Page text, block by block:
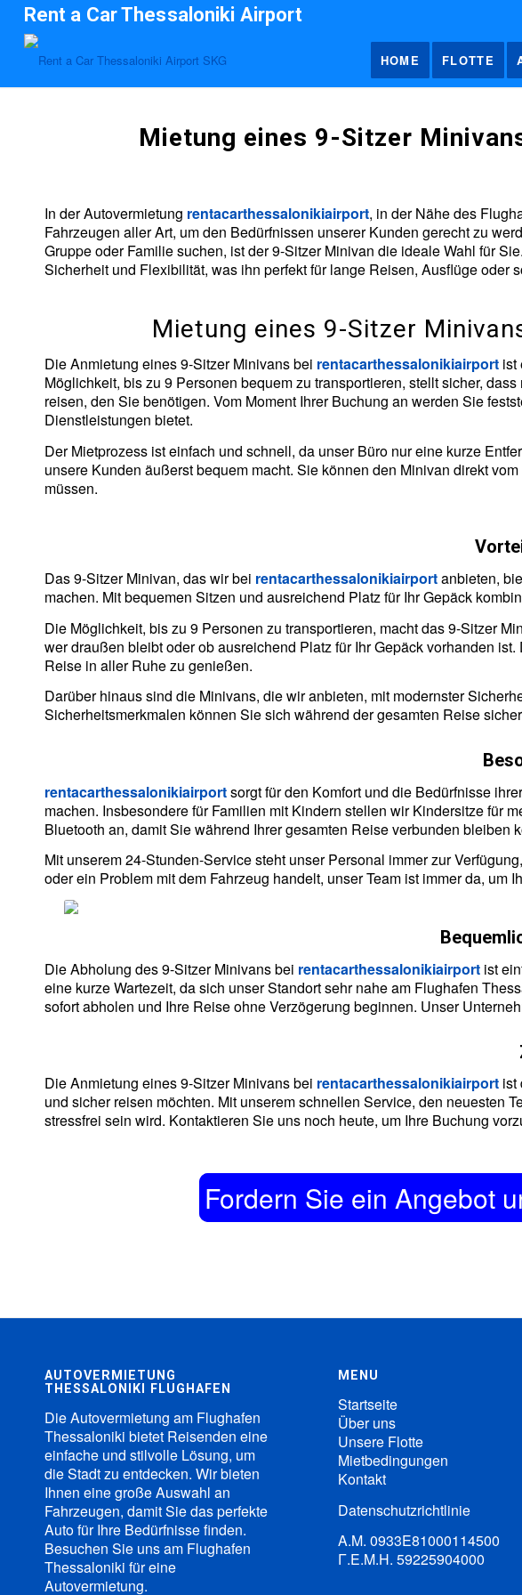
Rent a Car Thessaloniki Airport
HOME FLOTTE
Mietung eines 9-Sitzer
In der Autovermietung rentacarthessalonikiairport, in der Nähe des
Fahrzeugen aller Art, um den Bedürfnissen unserer Kunden gerecht zu
Gruppe oder Familie suchen, ist der 9-Sitzer Minivan die ideale Wahl für
Sicherheit und Flexibilität, was ihn perfekt für lange Reisen, Ausflüge oder
Mietung eines 9-Sitzer
Die Anmietung eines 9-Sitzer Minivans bei rentacarthessalonikiairport ist
Möglichkeit, bis zu 9 Personen bequem zu transportieren, stellt sicher,
reisen, den Sie benötigen. Vom Moment Ihrer Buchung an werden Sie
Dienstleistungen bietet.
Der Mietprozess ist einfach und schnell, da unser Büro nur eine kurze
unsere Kunden äußerst bequem macht. Sie können den Minivan direkt
müssen.
Das 9-Sitzer Minivan, das wir bei rentacarthessalonikiairportanbieten,
machen. Mit bequemen Sitzen und ausreichend Platz für Ihr Gepäck
Die Möglichkeit, bis zu 9 Personen zu transportieren, macht das 9-Sitzer
wer draußen bleibt oder ob ausreichend Platz für Ihr Gepäck vorhanden
Reise in aller Ruhe zu genießen.
Darüber hinaus sind die Minivans, die wir anbieten, mit modernster
Sicherheitsmerkmalen können Sie sich während der gesamten Reise
rentacarthessalonikiairportsorgt für den Komfort und die Bedürfnisse
machen. Insbesondere für Familien mit Kindern stellen wir Kindersitze für
Bluetooth an, damit Sie während Ihrer gesamten Reise verbunden bleiben
Mit unserem 24-Stunden-Service steht unser Personal immer zur
oder ein Problem mit dem Fahrzeug handelt, unser Team ist immer da, um
Die Abholung des 9-Sitzer Minivans bei rentacarthessalonikiairport ist
eine kurze Wartezeit, da sich unser Standort sehr nahe am Flughafen
sofort abholen und Ihre Reise ohne Verzögerung beginnen. Unser
Die Anmietung eines 9-Sitzer Minivans bei rentacarthessalonikiairport ist
und sicher reisen möchten. Mit unserem schnellen Service, den neuesten
stressfrei sein wird. Kontaktieren Sie uns noch heute, um Ihre Buchung
Fordern Sie ein Angebot
AUTOVERMIETUNG
THESSALONIKI FLUGHAFEN
Die Autovermietung am Flughafen
Thessaloniki bietet Reisenden eine
einfache und stilvolle Lösung, um
die Stadt zu entdecken. Wir bieten
Ihnen eine große Auswahl an
Fahrzeugen, damit Sie das perfekte
Auto für Ihre Bedürfnisse finden.
Besuchen Sie uns am Flughafen
Thessaloniki für eine
Autovermietung.
MENU
Startseite
Über uns
Unsere Flotte
Mietbedingungen
Kontakt
Datenschutzrichtlinie
Α.Μ. 0933Ε81000114500
Γ.Ε.Μ.Η. 59225904000